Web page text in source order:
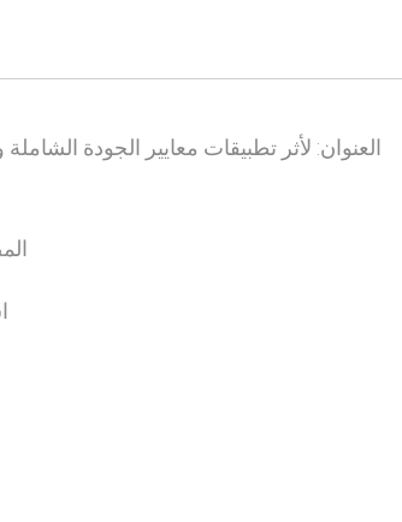
العنوان: لأثر تطبيقات معايير الجودة